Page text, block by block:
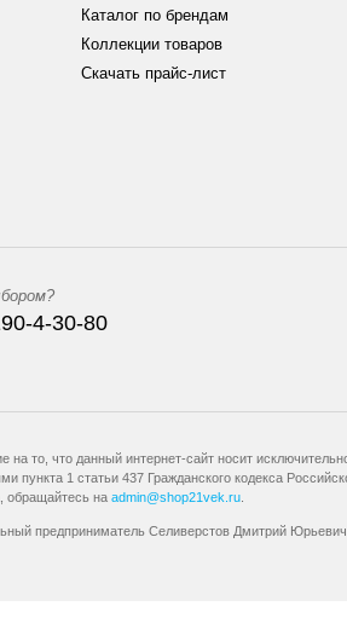
Каталог по брендам
Коллекции товаров
Скачать прайс-лист
4-30-80
то, что данный интернет-сайт носит
пункта 1 статьи 437 Гражданского кодекса
обращайтесь на admin@shop21vek.ru
предприниматель Селиверстов Дмитрий Юрьевич